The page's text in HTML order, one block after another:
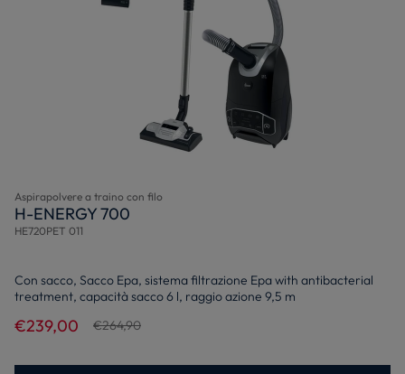
Aspirapolvere a traino con filo
H-ENERGY 700
HE720PET 011
Con sacco, Sacco Epa, sistema filtrazione Epa with antibacterial
treatment, capacità sacco 6 l, raggio azione 9,5 m
€239,00 €264,90